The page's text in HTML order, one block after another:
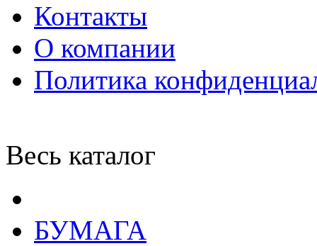
Контакты
О компании
Политика
Весь каталог
БУМАГА